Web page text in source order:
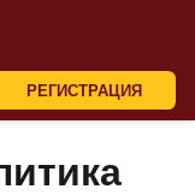
РЕГИСТРАЦИЯ